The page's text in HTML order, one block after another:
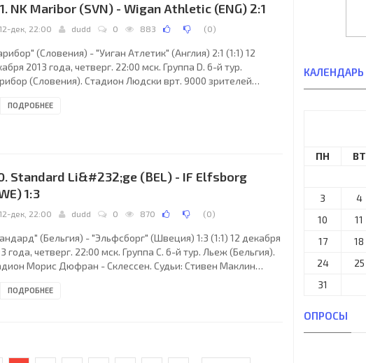
Ибраима
NK Maribor (SVN) - Wigan Athletic (ENG) 2:1
12-дек, 22:00 dudd 0 883 (0)
(Словения) - "Уиган Атлетик" (Англия) 2:1 (1:1) 12
2013 года, четверг. 22:00 мск. Группа D. 6-й тур.
(Словения). Стадион Людски врт. 9000 зрителей
Павел Сокольницки (Польша), Томаш Листкевич
ПОДРОБНЕЕ
Standard Li&#232;ge (BEL) - IF Elfsborg
1:3
12-дек, 22:00 dudd 0 870 (0)
(Бельгия) - "Эльфсборг" (Швеция) 1:3 (1:1) 12 декабря
года, четверг. 22:00 мск. Группа C. 6-й тур. Льеж (Бельгия).
Морис Дюфран - Склессен. Судьи: Стивен Маклин
Резервный: Грэм Чемберс (Шотландия).
ПОДРОБНЕЕ
КАЛЕНДАРЬ
ПН ВТ
3
4
10
11
17
18
24
25
31
ОПРОСЫ